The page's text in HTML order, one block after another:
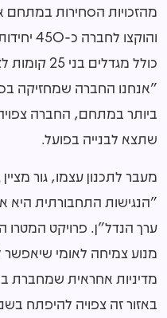
מהזכויות הסחירות
והוקצו לחברה כ-450
כולל מגדלים בני 25 קומות
"אנחנו החברה שמחזיקה
ביותר במתחם, החברה
שתצא לבנייה בפועל.
מעבר לתכנון עצמו, גור
"הנגישות התחבורתית היא
ערך הנדל"ן. פרויקט המטרו
מנוע צמיחה לאומי
מדיניות אחראית שמחברת
באזור זה צפויה להיפתח